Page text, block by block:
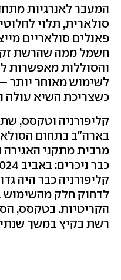
המעבר לאנרגיות
סולארית, תלוי
פאנלים סולאריים
חשמל ממה שהרשת
והסוללות מאפשרות
לשימוש מאוחר יותר
כשצריכת השיא
קליפורניה וטקסס,
בארה"ב בתחום
מרבית מתקני האגירה
קליפורניה כבר היה
לדחוק חלק מהשימוש
הקריטיות. בטקסס,
רשת בקיץ במשך